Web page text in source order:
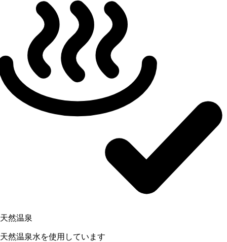
天然温泉
天然温泉水を使用しています